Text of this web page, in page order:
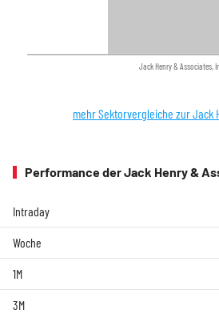
Jack Henry & Associates,
mehr Sektorvergleiche zur Jack
Performance der Jack Henry &
Intraday
Woche
1M
3M